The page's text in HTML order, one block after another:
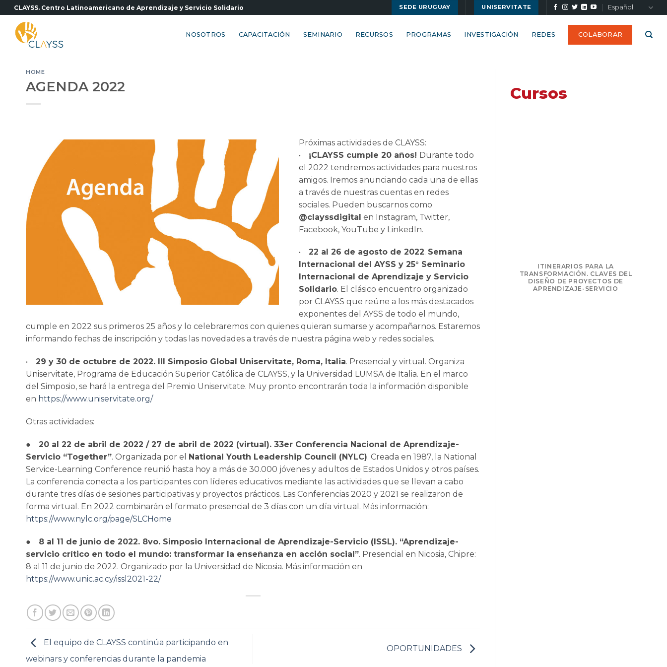
Saltar
al
contenido
CLAYSS. Centro Latinoamericano de Aprendizaje y Servicio Solidario SEDE URUGUAY UNISERVITATE Español
NOSOTROS CAPACITACIÓN SEMINARIO RECURSOS PROGRAMAS INVESTIGACIÓN REDES COLABORAR
HOME
AGENDA 2022
Próximas actividades de CLAYSS:
• ¡CLAYSS cumple 20 años! Durante todo
el 2022 tendremos actividades para nuestros
amigos. Iremos anunciando cada una de ellas
a través de nuestras cuentas en redes
sociales. Pueden buscarnos como
@clayssdigital en Instagram, Twitter,
Facebook, YouTube y LinkedIn.
• 22 al 26 de agosto de 2022. Semana
Internacional del AYSS y 25° Seminario
Internacional de Aprendizaje y Servicio
Solidario. El clásico encuentro organizado
por CLAYSS que reúne a los más destacados
exponentes del AYSS de todo el mundo,
cumple en 2022 sus primeros 25 años y lo celebraremos con quienes quieran sumarse y acompañarnos. Estaremos
informando fechas de inscripción y todas las novedades a través de nuestra página web y redes sociales.
• 29 y 30 de octubre de 2022. III Simposio Global Uniservitate, Roma, Italia. Presencial y virtual. Organiza
Uniservitate, Programa de Educación Superior Católica de CLAYSS, y la Universidad LUMSA de Italia. En el marco
del Simposio, se hará la entrega del Premio Uniservitate. Muy pronto encontrarán toda la información disponible
en https://www.uniservitate.org/
Otras actividades:
● 20 al 22 de abril de 2022 / 27 de abril de 2022 (virtual). 33er Conferencia Nacional de Aprendizaje-
Servicio “Together”. Organizada por el National Youth Leadership Council (NYLC). Creada en 1987, la National
Service-Learning Conference reunió hasta hoy a más de 30.000 jóvenes y adultos de Estados Unidos y otros países.
La conferencia conecta a los participantes con líderes educativos mediante las actividades que se llevan a cabo
durante tres días de sesiones participativas y proyectos prácticos. Las Conferencias 2020 y 2021 se realizaron de
forma virtual. En 2022 combinarán el formato presencial de 3 días con un día virtual. Más información:
https://www.nylc.org/page/SLCHome
● 8 al 11 de junio de 2022. 8vo. Simposio Internacional de Aprendizaje-Servicio (ISSL). “Aprendizaje-
servicio crítico en todo el mundo: transformar la enseñanza en acción social”. Presencial en Nicosia, Chipre:
8 al 11 de junio de 2022. Organizado por la Universidad de Nicosia. Más información en
https://www.unic.ac.cy/issl2021-22/
El equipo de CLAYSS continúa participando en
webinars y conferencias durante la pandemia
OPORTUNIDADES
Cursos
EDUCAR PARA TRANSFORMAR: LA
PROPUESTA DEL APRENDIZAJE Y
SERVICIO SOLIDARIO
ITINERARIOS PARA LA
TRANSFORMACIÓN. CLAVES DEL
DISEÑO DE PROYECTOS DE
APRENDIZAJE-SERVICIO